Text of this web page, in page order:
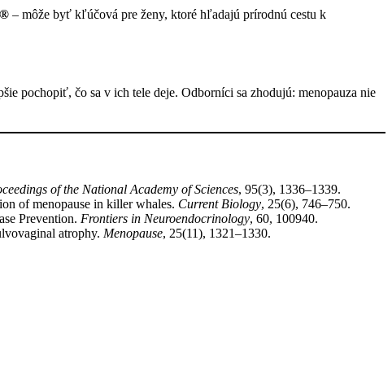
– môže byť kľúčová pre ženy, ktoré hľadajú prírodnú cestu k
pochopiť, čo sa v ich tele deje. Odborníci sa zhodujú: menopauza nie
of the National Academy of Sciences, 95(3), 1336–1339.
of menopause in killer whales. Current Biology, 25(6), 746–750.
Prevention. Frontiers in Neuroendocrinology, 60, 100940.
atrophy. Menopause, 25(11), 1321–1330.